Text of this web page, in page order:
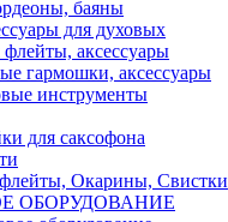
баяны
для духовых
флейты, аксессуары
гармошки, аксессуары
инструменты
для саксофона
Окарины, Свистки
ОБОРУДОВАНИЕ